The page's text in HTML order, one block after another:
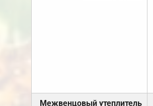
Межвенцовый утеплитель